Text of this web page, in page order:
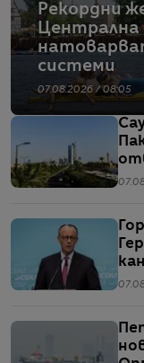
Рекордни
Централна
системи
07.08.2026 / 08:05